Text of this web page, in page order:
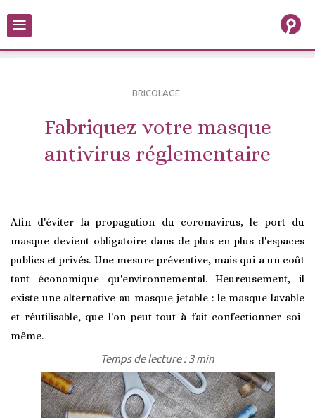
≡
BRICOLAGE
Fabriquez votre masque
antivirus réglementaire
Afin d'éviter la propagation du coronavirus, le port du
masque devient obligatoire dans de plus en plus d'espaces
publics et privés. Une mesure préventive, mais qui a un coût
tant économique qu'environnemental. Heureusement, il
existe une alternative au masque jetable : le masque lavable
et réutilisable, que l'on peut tout à fait confectionner soi-
même.
Temps de lecture : 3 min